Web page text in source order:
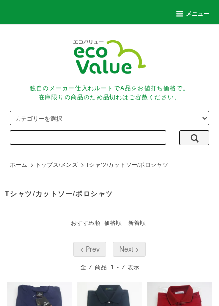
メニュー
独自のメーカー仕入れルートでA品をお値打ち価格で。
在庫限りの商品のため品切れはご容赦ください。
ホーム > トップス/メンズ > Tシャツ/カットソー/ポロシャツ
Tシャツ/カットソー/ポロシャツ
おすすめ順 価格順 新着順
< Prev Next >
全 7 商品 1 - 7 表示